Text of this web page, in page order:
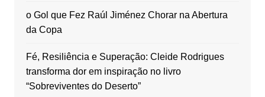
o Gol que Fez Raúl Jiménez Chorar na Abertura
da Copa
Fé, Resiliência e Superação: Cleide Rodrigues
transforma dor em inspiração no livro
“Sobreviventes do Deserto”